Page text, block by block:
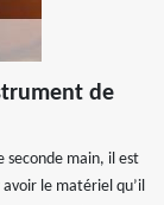
de
seconde main, il est
le matériel qu’il